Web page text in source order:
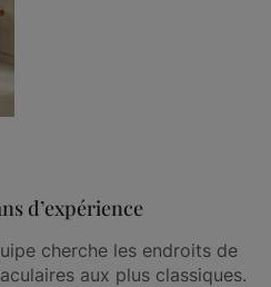
d’expérience
cherche les endroits de
aux plus classiques.